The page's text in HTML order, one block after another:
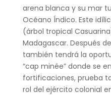
arena blanca y su mar
Océano Índico. Este
(árbol tropical
Madagascar. Después
también tendrá la
“cap minée” donde se
fortificaciones, prueba
rol del ejército colonial